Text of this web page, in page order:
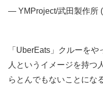
— YMProject/武田製作所
「UberEats」クルーを
人というイメージを持つ
らとんでもないことにな